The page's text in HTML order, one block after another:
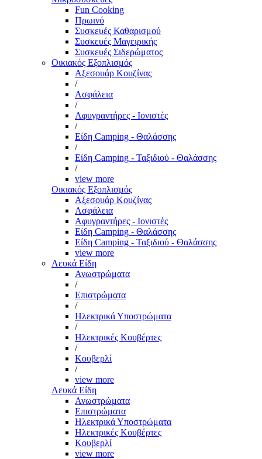
Fun Cooking
Πρωινό
Συσκευές Καθαρισμού
Συσκευές Μαγειρικής
Συσκευές Σιδερώματος
Οικιακός Εξοπλισμός
Αξεσουάρ Κουζίνας
/
Ασφάλεια
/
Αφυγραντήρες - Ιονιστές
/
Είδη Camping - Θαλάσσης
/
Είδη Camping - Ταξιδιού - Θαλάσσης
/
view more
Οικιακός Εξοπλισμός
Αξεσουάρ Κουζίνας
Ασφάλεια
Αφυγραντήρες - Ιονιστές
Είδη Camping - Θαλάσσης
Είδη Camping - Ταξιδιού - Θαλάσσης
view more
Λευκά Είδη
Ανωστρώματα
/
Επιστρώματα
/
Ηλεκτρικά Υποστρώματα
/
Ηλεκτρικές Κουβέρτες
/
Κουβερλί
/
view more
Λευκά Είδη
Ανωστρώματα
Επιστρώματα
Ηλεκτρικά Υποστρώματα
Ηλεκτρικές Κουβέρτες
Κουβερλί
view more